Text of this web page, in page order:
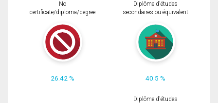
No
certificate/diploma/degree
26.42 %
Diplôme d'études
secondaires ou équivalent
40.5 %
Diplôme d'études